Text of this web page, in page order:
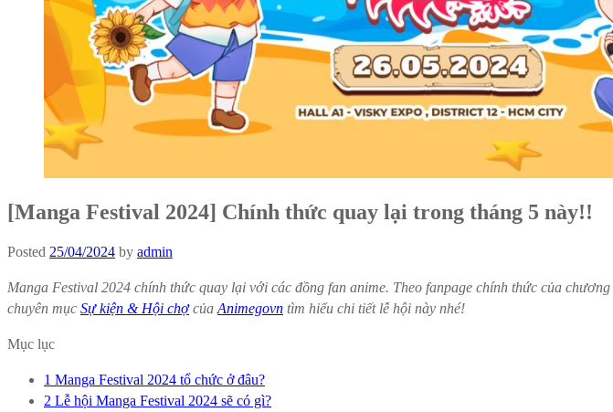
[Manga Festival 2024] Chính thức quay lại trong tháng 5 này!!
Posted 25/04/2024 by admin
Manga Festival 2024 chính thức quay lại với các đồng fan anime. Theo fanpage chính thức của
chuyên mục Sự kiện & Hội chợcủa Animegovn tìm hiểu chi tiết lễ hội này nhé!
Mục lục
1 Manga Festival 2024 tổ chức ở đâu?
2 Lễ hội Manga Festival 2024 sẽ có gì?